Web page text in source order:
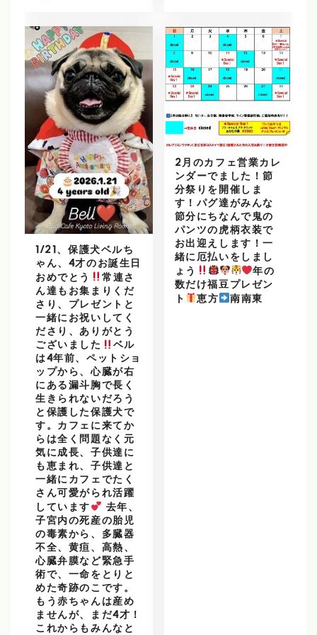
1/21、保護犬ベルち
ゃん、4才のお誕生日
おめでとう
常連さ
ん達もお集まりくだ
さり、プレゼントと
一緒にお祝いしてく
ださり、ありがとう
ございました
ベル
は4年前、ペットショ
ップから、心臓が右
にある漏斗胸で長く
生きられないだろう
と保護した保護犬で
す。カフェに来てか
らは全く問題なく元
気に成長、子供達に
も恵まれ、子供達と
一緒にカフェでたく
さん可愛がられ活躍
しています
去年、
子宮内の死産の胎児
の毒素から、多臓器
不全、黄疸、高熱、
心臓弁膜など緊急手
術で、一命をとりと
めた奇跡のこです。
もう赤ちゃんは産め
ませんが、まだ4才！
これからもみんなと
2月のカフェ営業カレ
ンダーでました！節
分祭りを開催しま
す！パグ達がみんな
節分にちなんで鬼の
パンツの虎柄衣装で
お出迎えします！一
緒に厄払いをしまし
ょう
年の
数だけ福豆プレゼン
ト
恵方 南南東